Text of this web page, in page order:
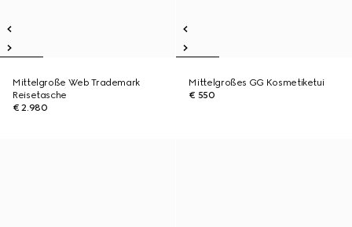
Mittelgroße Web Trademark
Reisetasche
€ 2.980
Mittelgroßes GG Kosmetiketui
€ 550